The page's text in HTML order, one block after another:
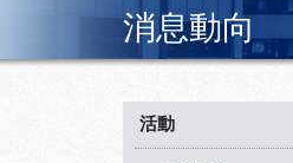
消息動向
活動